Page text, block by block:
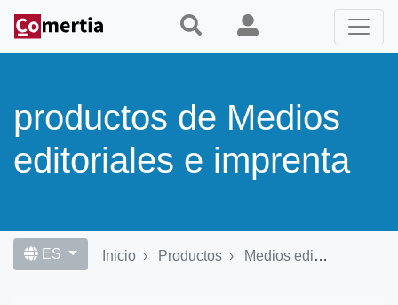
contenido
productos de Medios
editoriales e imprenta
ES Inicio Productos Medios editoriales e imprenta